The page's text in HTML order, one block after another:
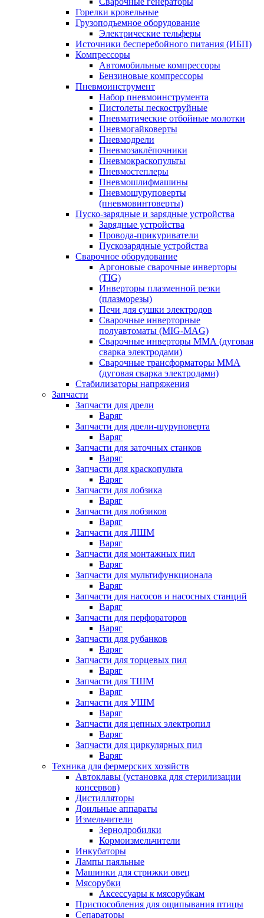
Горелки кровельные
Грузоподъемное оборудование
Электрические тельферы
Источники бесперебойного питания (ИБП)
Компрессоры
Автомобильные компрессоры
Бензиновые компрессоры
Пневмоинструмент
Набор пневмоинструмента
Пистолеты пескоструйные
Пневматические отбойные молотки
Пневмогайковерты
Пневмодрели
Пневмозаклёпочники
Пневмокраскопульты
Пневмостеплеры
Пневмошлифмашины
Пневмошуруповерты
(пневмовинтоверты)
Пуско-зарядные и зарядные устройства
Зарядные устройства
Провода-прикуриватели
Пускозарядные устройства
Сварочное оборудование
Аргоновые сварочные инверторы
(TIG)
Инверторы плазменной резки
(плазморезы)
Печи для сушки электродов
Сварочные инверторные
полуавтоматы (MIG-MAG)
Сварочные инверторы ММА (дуговая
сварка электродами)
Сварочные трансформаторы ММА
(дуговая сварка электродами)
Стабилизаторы напряжения
Запчасти
Запчасти для дрели
Варяг
Запчасти для дрели-шуруповерта
Варяг
Запчасти для заточных станков
Варяг
Запчасти для краскопульта
Варяг
Запчасти для лобзика
Варяг
Запчасти для лобзиков
Варяг
Запчасти для ЛШМ
Варяг
Запчасти для монтажных пил
Варяг
Запчасти для мультифункционала
Варяг
Запчасти для насосов и насосных станций
Варяг
Запчасти для перфораторов
Варяг
Запчасти для рубанков
Варяг
Запчасти для торцевых пил
Варяг
Запчасти для ТШМ
Варяг
Запчасти для УШМ
Варяг
Запчасти для цепных электропил
Варяг
Запчасти для циркулярных пил
Варяг
Техника для фермерских хозяйств
Автоклавы (установка для стерилизации
консервов)
Дистилляторы
Доильные аппараты
Измельчители
Зернодробилки
Кормоизмельчители
Инкубаторы
Лампы паяльные
Машинки для стрижки овец
Мясорубки
Аксессуары к мясорубкам
Приспособления для ощипывания птицы
Сепараторы